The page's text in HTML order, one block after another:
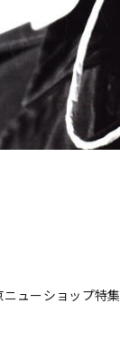
ューショップ特集